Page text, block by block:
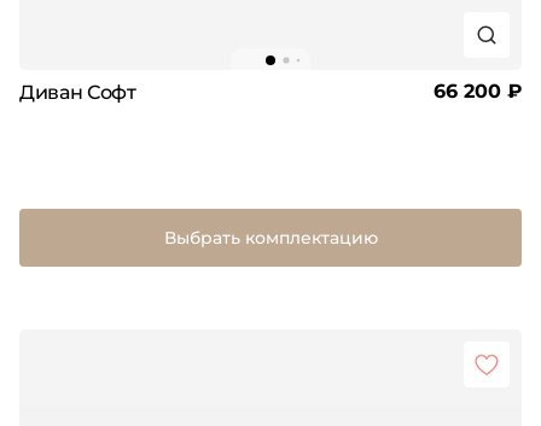
Диван Софт 66 200 ₽
Выбрать комплектацию